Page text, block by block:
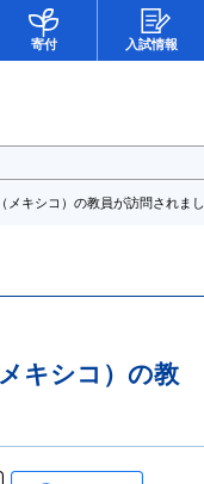
寄付 入試情報
メキシコ）の教員が訪問されま
キシコ）の教